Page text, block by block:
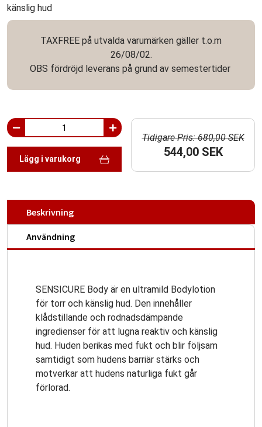
känslig hud
TAXFREE på utvalda varumärken gäller t.o.m
26/08/02.
OBS fördröjd leverans på grund av semestertider
Lägg i varukorg
Tidigare Pris: 680,00 SEK
544,00 SEK
Beskrivning
Användning
SENSICURE Body är en ultramild Bodylotion
för torr och känslig hud. Den innehåller
klådstillande och rodnadsdämpande
ingredienser för att lugna reaktiv och känslig
hud. Huden berikas med fukt och blir följsam
samtidigt som hudens barriär stärks och
motverkar att hudens naturliga fukt går
förlorad.